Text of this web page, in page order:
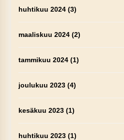
huhtikuu 2024(3)
maaliskuu 2024(2)
tammikuu 2024(1)
joulukuu 2023(4)
kesäkuu 2023(1)
huhtikuu 2023(1)